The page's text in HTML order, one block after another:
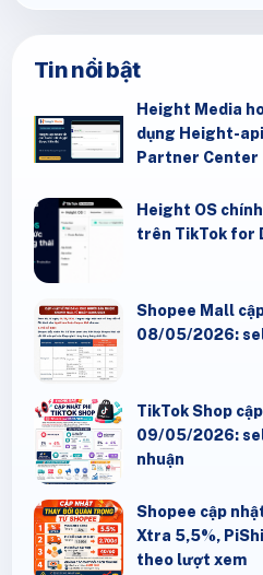
Tin nổi bật
Height Media
dụng Height-
Partner Center
Height OS
trên TikTok for
Shopee Mall
08/05/2026:
TikTok Shop
09/05/2026:
nhuận
Shopee cập
Xtra 5,5%,
theo lượt xem